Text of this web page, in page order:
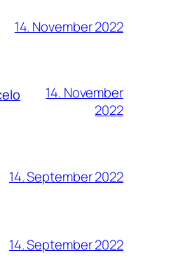
14. November 2022
14. November
2022
14. September 2022
14. September 2022